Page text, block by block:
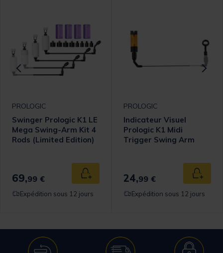
panier
PROLOGIC
Swinger Prologic K1 LE
Mega Swing-Arm Kit 4
Rods (Limited Edition)
69,99 € Ajouter au panier
Expédition sous 12 jours
PROLOGIC
Indicateur Visuel
Prologic K1 Midi
Trigger Swing Arm
24,99 €
Expédition sous 12 jours